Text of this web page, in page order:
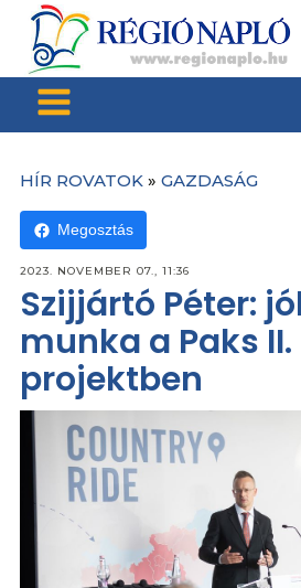
HÍR ROVATOK » GAZDASÁG
Megosztás
2023. NOVEMBER 07., 11:36
Szijjártó Péter:
munka a Paks II.
projektben